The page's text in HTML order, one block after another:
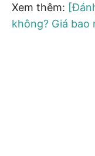
Xem thêm:
không? Giá bao